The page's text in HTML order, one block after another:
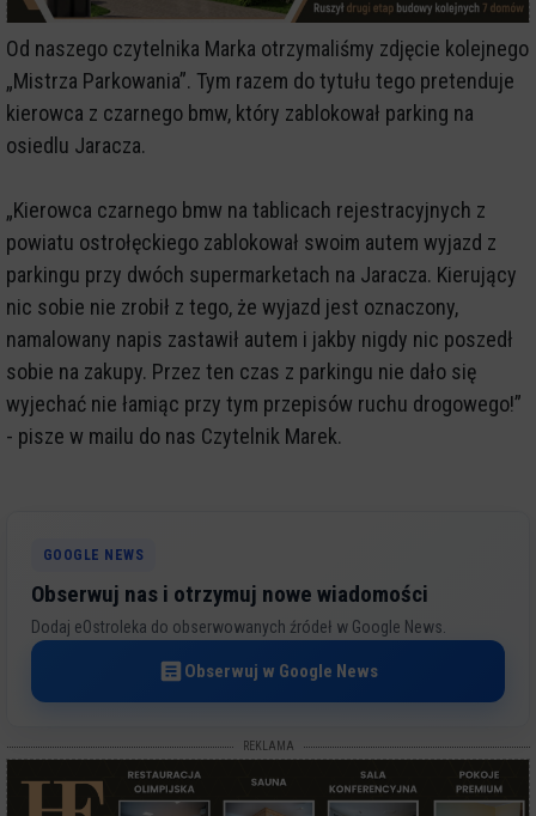
Od naszego czytelnika Marka otrzymaliśmy zdjęcie kolejnego
„Mistrza Parkowania”. Tym razem do tytułu tego pretenduje
kierowca z czarnego bmw, który zablokował parking na
osiedlu Jaracza.
„Kierowca czarnego bmw na tablicach rejestracyjnych z
powiatu ostrołęckiego zablokował swoim autem wyjazd z
parkingu przy dwóch supermarketach na Jaracza. Kierujący
nic sobie nie zrobił z tego, że wyjazd jest oznaczony,
namalowany napis zastawił autem i jakby nigdy nic poszedł
sobie na zakupy. Przez ten czas z parkingu nie dało się
wyjechać nie łamiąc przy tym przepisów ruchu drogowego!”
- pisze w mailu do nas Czytelnik Marek.
GOOGLE NEWS
Obserwuj nas i otrzymuj nowe wiadomości
Dodaj eOstroleka do obserwowanych źródeł w Google News.
Obserwuj w Google News
REKLAMA